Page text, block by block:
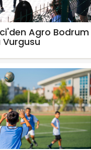
Agro Bodrum
Vurgusu